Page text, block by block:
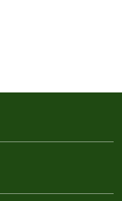
végrehajtásával